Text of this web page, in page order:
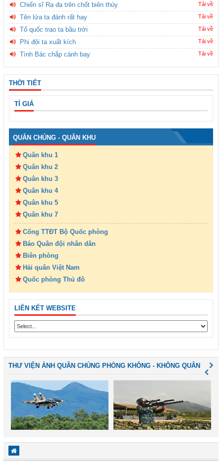
Chiến sĩ Ra đa trên chốt biên thùy Tải về
Tên lửa ta đánh rất hay Tải về
Tổ quốc trao ta bầu trời Tải về
Phi đội ta xuất kích Tải về
Tình Bác chắp cánh bay Tải về
THỜI TIẾT
TỈ GIÁ
QUÂN CHỦNG - QUÂN KHU
Quân khu 1
Quân khu 2
Quân khu 3
Quân khu 4
Quân khu 5
Quân khu 7
Cổng TTĐT Bộ Quốc phòng
Báo Quân đội nhân dân
Biên phòng
Hải quân Việt Nam
Quốc phòng Thủ đô
LIÊN KẾT WEBSITE
THƯ VIỆN ẢNH QUÂN CHỦNG PHÒNG KHÔNG - KHÔNG QUÂN